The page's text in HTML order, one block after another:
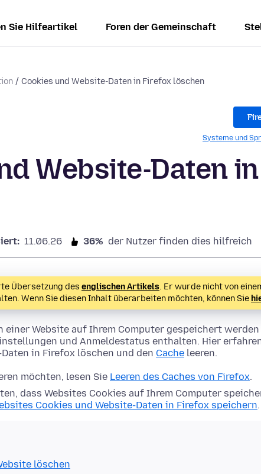
Sie Hilfeartikel Foren der Gemeinschaft
Cookies und Website-Daten in Firefox löschen
Systeme und
Website-Daten
11.06.26 36% der Nutzer finden dies hilfreich
Übersetzung des englischen Artikels. Er wurde nicht von
Wenn Sie diesen Inhalt überarbeiten möchten, können Sie
einer Website auf Ihrem Computer gespeichert werden
und Anmeldestatus enthalten. Hier
in Firefox löschen und den Cache leeren.
möchten, lesen Sie Leeren des Caches von Firefox.
dass Websites Cookies auf Ihrem Computer
Cookies und Website-Daten in Firefox speichern.
löschen